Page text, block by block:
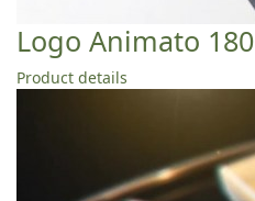
Logo Animato 180
Product details